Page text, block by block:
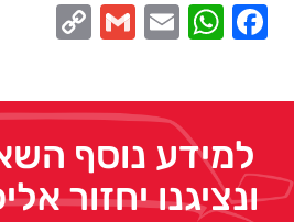
Facebook
WhatsApp
Email
Gmail
למידע נוסף
ונציגנו יחזור